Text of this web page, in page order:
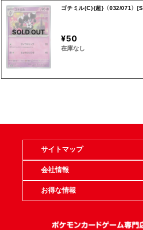
SOLD OUT
ゴチミル(C){超}〈032/071〉
¥50
在庫なし
サイトマップ
会社情報
お得な情報